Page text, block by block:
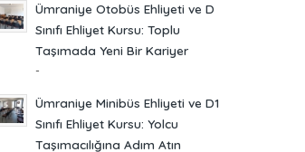
Ümraniye Otobüs Ehliyeti ve D
Sınıfı Ehliyet Kursu: Toplu
Taşımada Yeni Bir Kariyer
-
Ümraniye Minibüs Ehliyeti ve D1
Sınıfı Ehliyet Kursu: Yolcu
Taşımacılığına Adım Atın